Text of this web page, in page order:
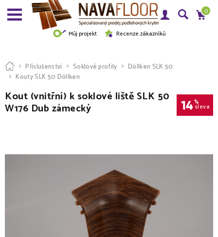
Můj projekt Recenze zákazníků
0
Příslušenství Soklové profily
Döllken SLK 50
Kouty SLK 50 Döllken
Kout (vnitřní) k soklové liště SLK 50
W176 Dub zámecký 14%
sleva